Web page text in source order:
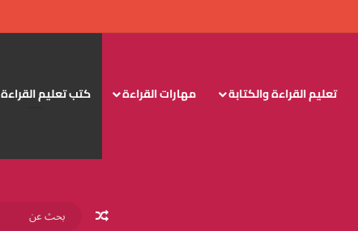
تعليم القراءة والكتابة مهارات القراءة كتب تعليم القراءة PDF
مقال عشوائي